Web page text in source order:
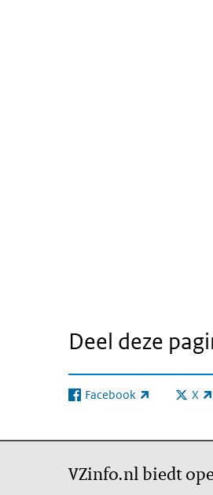
Deel deze
Facebook
(externe link) X
VZinfo.nl biedt